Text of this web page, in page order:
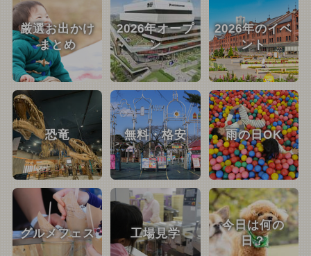
厳選お出かけ
まとめ
2026年オープ
ン
2026年のイベ
ント
恐竜 無料・格安 雨の日OK
グルメフェス 工場見学
今日は何の
日？